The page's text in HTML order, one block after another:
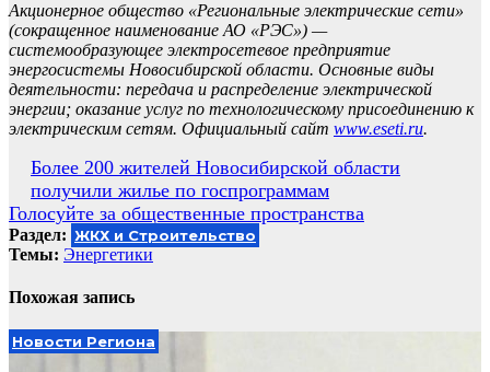
Акционерное общество «Региональные электрические сети»
(сокращенное наименование АО «РЭС») —
системообразующее электросетевое предприятие
энергосистемы Новосибирской области. Основные виды
деятельности: передача и распределение электрической
энергии; оказание услуг по технологическому присоединению к
электрическим сетям. Официальный сайт www.eseti.ru.
Навигация
по
записям
Более 200 жителей Новосибирской области
получили жилье по госпрограммам
Голосуйте за общественные пространства
Раздел: ЖКХ и Строительство
Темы: Энергетики
Похожая запись
Новости Региона